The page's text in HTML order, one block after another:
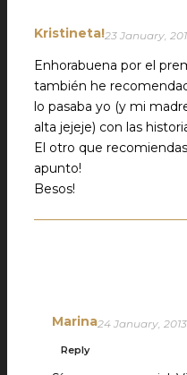
Kristineta!23 January,
Enhorabuena por el
también he
lo pasaba yo (y mi
alta jejeje) con las
El otro que
apunto!
Besos!
Marina24 January,
Reply